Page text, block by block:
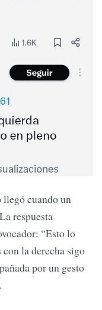
llegó cuando un
respuesta
“Esto lo
la derecha sigo
por un gesto